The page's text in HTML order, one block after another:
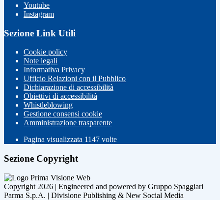
Youtube
Instagram
Sezione Link Utili
Cookie policy
Note legali
Informativa Privacy
Ufficio Relazioni con il Pubblico
Dichiarazione di accessibilità
Obiettivi di accessibilità
Whistleblowing
Gestione consensi cookie
Amministrazione trasparente
Pagina visualizzata 1147 volte
Sezione Copyright
Copyright 2026 | Engineered and powered by Gruppo Spaggiari
Parma S.p.A. | Divisione Publishing & New Social Media